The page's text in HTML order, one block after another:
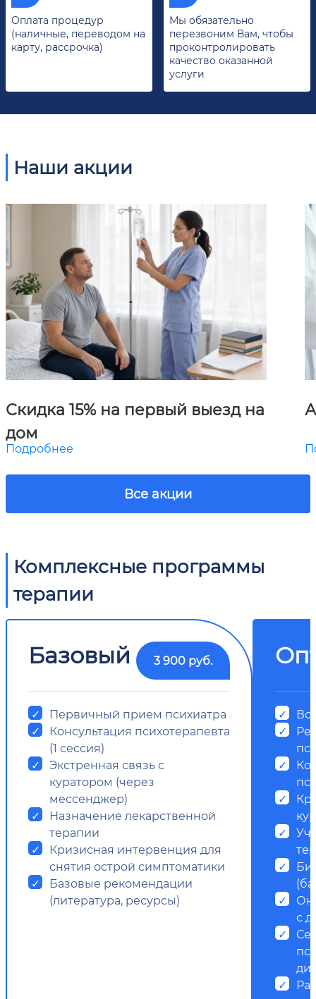
Оплата процедур
(наличные, переводом на
карту, рассрочка)
Мы обязательно
перезвоним Вам, чтобы
проконтролировать
качество оказанной
услуги
Наши акции
Скидка 15% на первый выезд на
дом
Подробнее
Все акции
Комплексные программы
терапии
Базовый 3 900 руб.
Первичный прием психиатра
Консультация психотерапевта
(1 сессия)
Экстренная связь с
куратором (через
мессенджер)
Назначение лекарственной
терапии
Кризисная интервенция для
снятия острой симптоматики
Базовые рекомендации
(литература, ресурсы)
с